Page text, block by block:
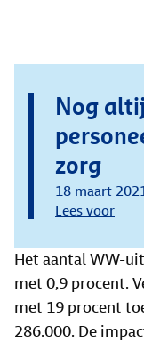
Nog
zorg
18 maart
Lees voor
Het aantal WW-
met 0,9 procent.
met 19 procent
286.000. De